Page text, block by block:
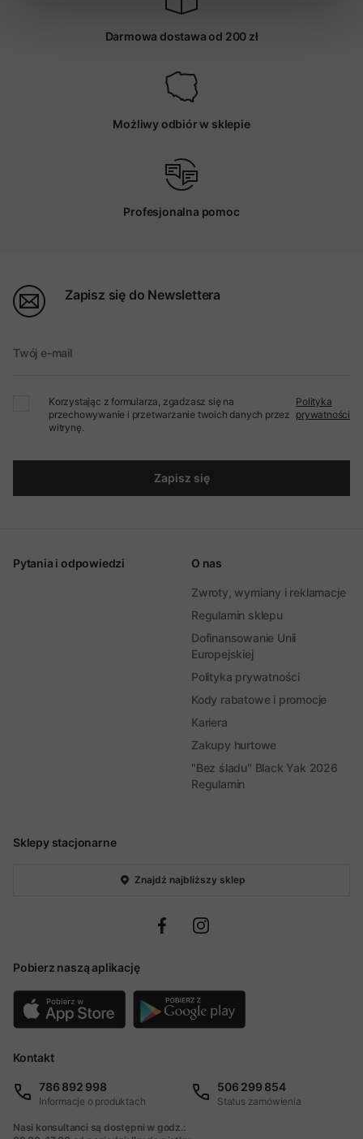
Darmowa dostawa od 200 zł
Możliwy odbiór w sklepie
Profesjonalna pomoc
Zapisz się do Newslettera
Twój e-mail
Korzystając z formularza, zgadzasz się na
przechowywanie i przetwarzanie twoich danych przez
witrynę.
Polityka
prywatności
Zapisz się
Sklepy stacjonarne
Znajdź najbliższy sklep
Pobierz naszą aplikację
Pytania i odpowiedzi O nas
Zwroty, wymiany i reklamacje
Regulamin sklepu
Dofinansowanie Unii
Europejskiej
Polityka prywatności
Kody rabatowe i promocje
Kariera
Zakupy hurtowe
"Bez śladu" Black Yak 2026
Regulamin
Kontakt
786 892 998
Informacje o produktach
506 299 854
Status zamówienia
Nasi konsultanci są dostępni w godz.: